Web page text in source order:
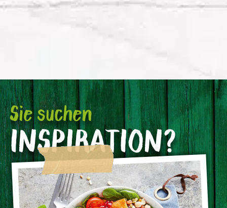
Sie suchen
INSPIRATION?